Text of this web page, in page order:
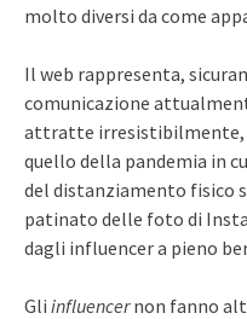
molto diversi da come
Il web rappresenta,
comunicazione
attratte irresistibilmente,
quello della pandemia in
del distanziamento fisico
patinato delle foto di
dagli influencer a pieno
Gli influencernon fanno